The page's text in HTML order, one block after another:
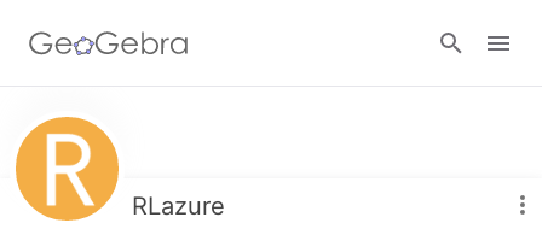
Resources
Number Sense
Calculators RLazure